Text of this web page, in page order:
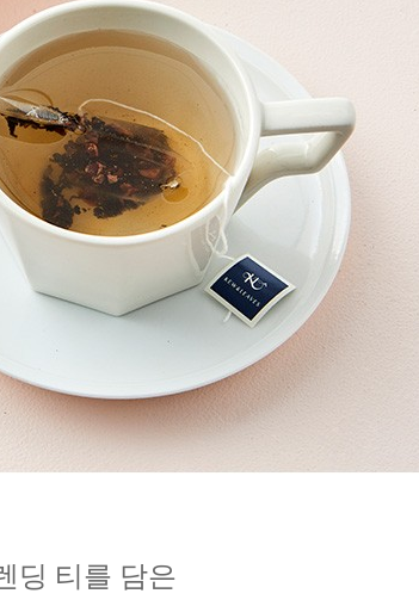
딩 티를 담은